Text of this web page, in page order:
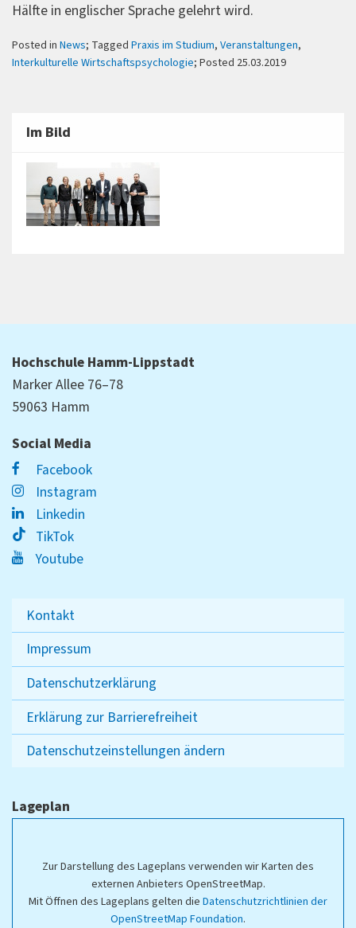
Hälfte in englischer Sprache gelehrt wird.
Posted in News; Tagged Praxis im Studium, Veranstaltungen,
Interkulturelle Wirtschaftspsychologie; Posted 25.03.2019
Im Bild
Hochschule Hamm-Lippstadt
Marker Allee 76–78
59063 Hamm
Social Media
Facebook
Instagram
Linkedin
TikTok
Youtube
Kontakt
Impressum
Datenschutzerklärung
Erklärung zur Barrierefreiheit
Datenschutzeinstellungen ändern
Lageplan
Zur Darstellung des Lageplans verwenden wir Karten des
externen Anbieters OpenStreetMap.
Mit Öffnen des Lageplans gelten die Datenschutzrichtlinien der
OpenStreetMap Foundation.